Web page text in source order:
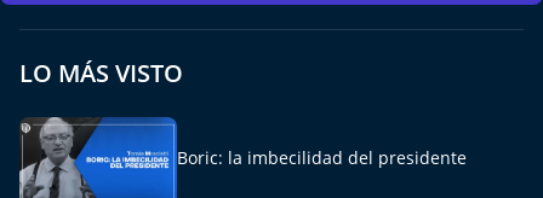
LO MÁS VISTO
Boric: la imbecilidad del presidente